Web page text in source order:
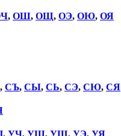
, ОШ, ОЩ, ОЭ, ОЮ, ОЯ
, СЪ, СЫ, СЬ, СЭ, СЮ, СЯ